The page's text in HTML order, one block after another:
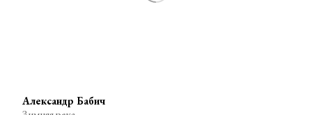
Александр Бабич